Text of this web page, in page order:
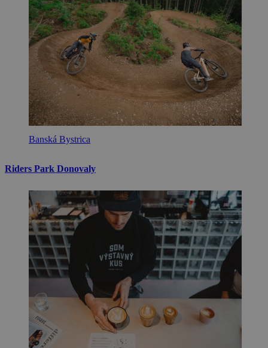
Banská Bystrica
Riders Park Donovaly